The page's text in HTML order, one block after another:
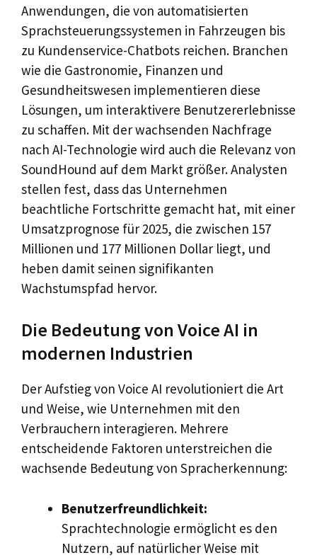
Anwendungen, die von automatisierten
Sprachsteuerungssystemen in Fahrzeugen bis
zu Kundenservice-Chatbots reichen. Branchen
wie die Gastronomie, Finanzen und
Gesundheitswesen implementieren diese
Lösungen, um interaktivere Benutzererlebnisse
zu schaffen. Mit der wachsenden Nachfrage
nach AI-Technologie wird auch die Relevanz von
SoundHound auf dem Markt größer. Analysten
stellen fest, dass das Unternehmen
beachtliche Fortschritte gemacht hat, mit einer
Umsatzprognose für 2025, die zwischen 157
Millionen und 177 Millionen Dollar liegt, und
heben damit seinen signifikanten
Wachstumspfad hervor.
Die Bedeutung von Voice AI in
modernen Industrien
Der Aufstieg von Voice AI revolutioniert die Art
und Weise, wie Unternehmen mit den
Verbrauchern interagieren. Mehrere
entscheidende Faktoren unterstreichen die
wachsende Bedeutung von Spracherkennung:
Benutzerfreundlichkeit:
Sprachtechnologie ermöglicht es den
Nutzern, auf natürlicher Weise mit